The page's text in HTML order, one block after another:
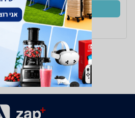
קנו עכשיו
ב- Zap